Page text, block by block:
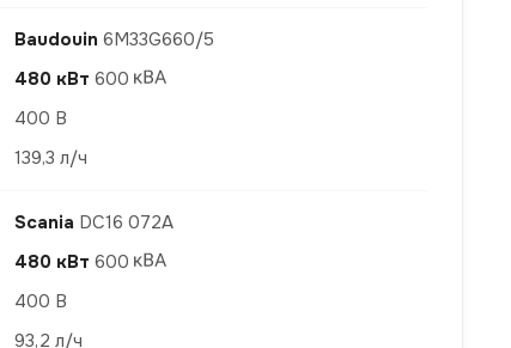
Baudouin 6M33G660/5
480 кВт 600
400 В
139,3 л/ч
Scania DC16 072A
480 кВт 600
400 В
93,2 л/ч